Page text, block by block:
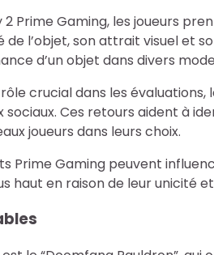
2 Prime Gaming, les joueurs
l’objet, son attrait visuel et
d’un objet dans divers
crucial dans les
Ces retours aident à
joueurs dans leurs choix.
Prime Gaming peuvent
en raison de leur unicité